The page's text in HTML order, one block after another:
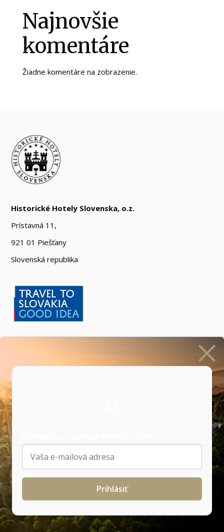
Najnovšie
komentáre
Žiadne komentáre na zobrazenie.
Historické Hotely Slovenska, o.z.
Prístavná 11,
921 01 Piešťany
Slovenská republika
Prihlásiť